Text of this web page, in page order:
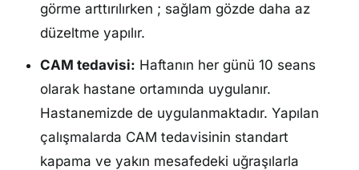
görme arttırılırken ; sağlam gözde daha az
düzeltme yapılır.
CAM tedavisi: Haftanın her günü 10 seans
olarak hastane ortamında uygulanır.
Hastanemizde de uygulanmaktadır. Yapılan
çalışmalarda CAM tedavisinin standart
kapama ve yakın mesafedeki uğraşılarla